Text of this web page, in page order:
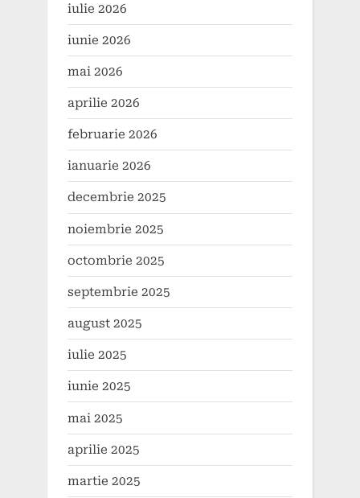
iulie 2026
iunie 2026
mai 2026
aprilie 2026
februarie 2026
ianuarie 2026
decembrie 2025
noiembrie 2025
octombrie 2025
septembrie 2025
august 2025
iulie 2025
iunie 2025
mai 2025
aprilie 2025
martie 2025